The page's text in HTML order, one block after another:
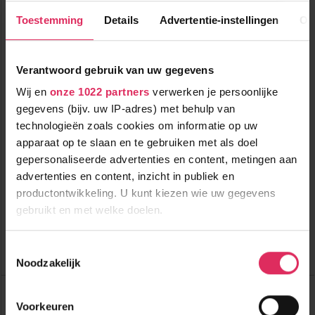
Toestemming Details Advertentie-instellingen
Verantwoord gebruik van uw gegevens
Wij en onze 1022 partners verwerken je persoonlijke
gegevens (bijv. uw IP-adres) met behulp van
technologieën zoals cookies om informatie op uw
apparaat op te slaan en te gebruiken met als doel
gepersonaliseerde advertenties en content, metingen aan
advertenties en content, inzicht in publiek en
productontwikkeling. U kunt kiezen wie uw gegevens
gebruikt en met welke doelen.
Informatie verzamelen over uw geografische
Uw apparaat identificeren door het actief te
Noodzakelijk
Voorkeuren
Hinterglemm!
vanaf
1067 p.p.
incl. skipas
2500m tot centrum
500m tot skilift
0m tot piste